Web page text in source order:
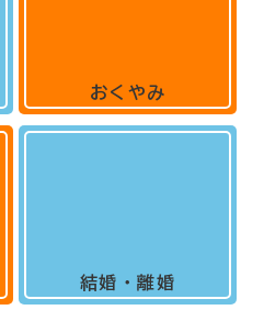
おくやみ
結婚・離婚